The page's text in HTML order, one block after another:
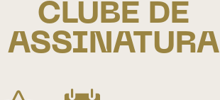
CLUBE DE
ASSINATURA